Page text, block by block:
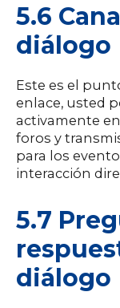
5.6
diálogo
Este es el
enlace, usted
activamente
foros y
para los
interacción
5.7
diálogo